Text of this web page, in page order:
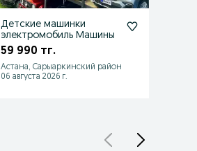
Детские машинки
электромобиль Машины
59 990 тг.
Астана, Сарыаркинский район
06 августа 2026 г.